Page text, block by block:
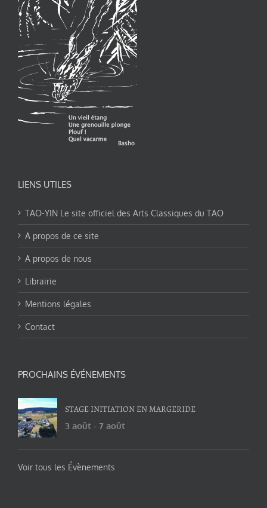
LIENS UTILES
TAO-YIN Le site officiel des Arts Classiques du TAO
A propos de ce site
A propos de nous
Librairie
Mentions légales
Contact
PROCHAINS ÉVÉNEMENTS
STAGE INITIATION EN MARGERIDE
3 août - 7 août
Voir tous les Évènements